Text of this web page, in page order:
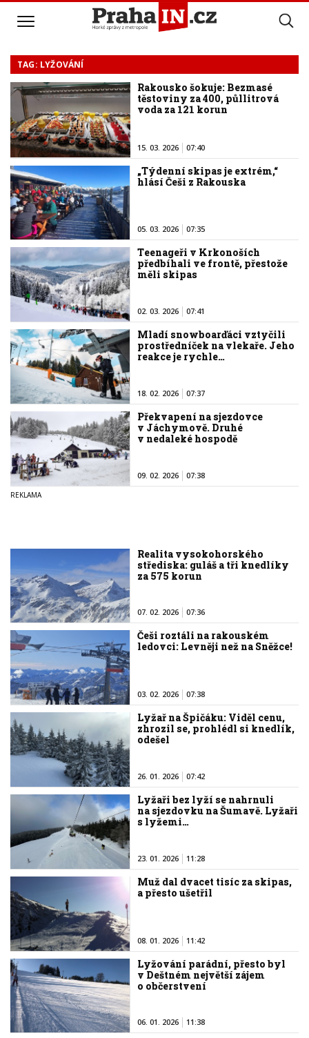
TAG: LYŽOVÁNÍ
Rakousko šokuje: Bezmasé
těstoviny za 400, půllitrová
voda za 121 korun
15. 03. 2026 07:40
„Týdenní skipas je extrém,“
hlásí Češi z Rakouska
05. 03. 2026 07:35
Teenageři v Krkonoších
předbíhali ve frontě, přestože
měli skipas
02. 03. 2026 07:41
Mladí snowboarďáci vztyčili
prostředníček na vlekaře. Jeho
reakce je rychle…
18. 02. 2026 07:37
Překvapení na sjezdovce
v Jáchymově. Druhé
v nedaleké hospodě
09. 02. 2026 07:38
Realita vysokohorského
střediska: guláš a tři knedlíky
za 575 korun
07. 02. 2026 07:36
Češi roztáli na rakouském
ledovci: Levněji než na Sněžce!
03. 02. 2026 07:38
Lyžař na Špičáku: Viděl cenu,
zhrozil se, prohlédl si knedlík,
odešel
26. 01. 2026 07:42
Lyžaři bez lyží se nahrnuli
na sjezdovku na Šumavě. Lyžaři
s lyžemi…
23. 01. 2026 11:28
Muž dal dvacet tisíc za skipas,
a přesto ušetřil
08. 01. 2026 11:42
Lyžování parádní, přesto byl
v Deštném největší zájem
o občerstvení
06. 01. 2026 11:38